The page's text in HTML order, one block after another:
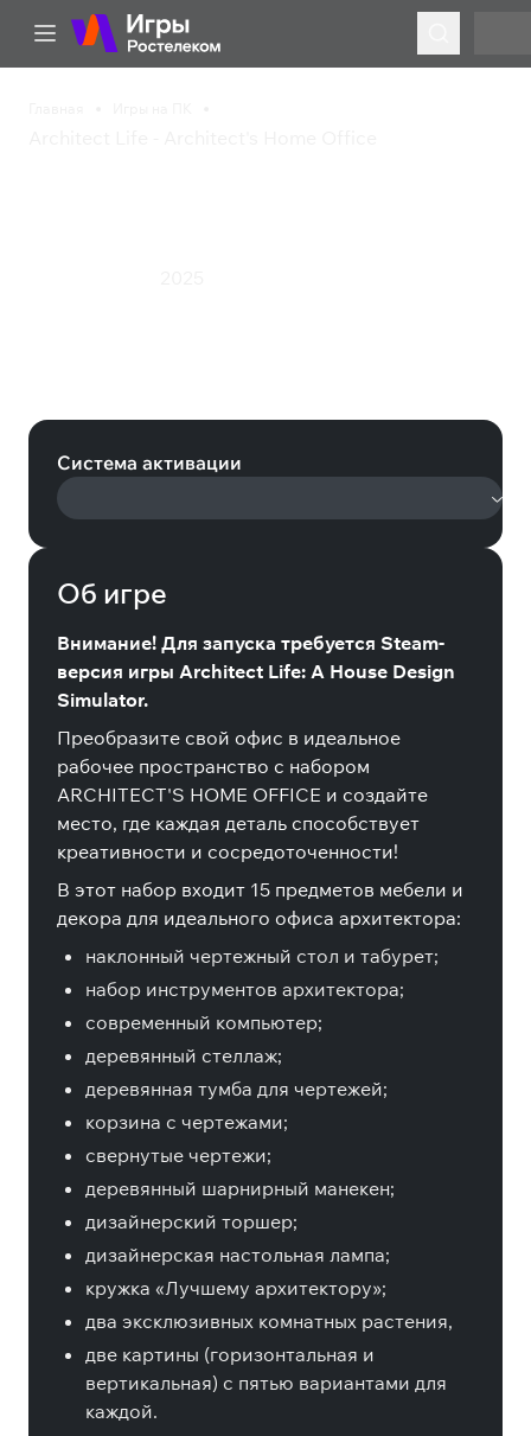
Система активации
Об игре
Внимание! Для запуска требуется Steam-
версия игры Architect Life: A House Design
Simulator.
Преобразите свой офис в идеальное
рабочее пространство с набором
ARCHITECT'S HOME OFFICE и создайте
место, где каждая деталь способствует
креативности и сосредоточенности!
В этот набор входит 15 предметов мебели и
декора для идеального офиса архитектора:
наклонный чертежный стол и табурет;
набор инструментов архитектора;
современный компьютер;
деревянный стеллаж;
деревянная тумба для чертежей;
корзина с чертежами;
свернутые чертежи;
деревянный шарнирный манекен;
дизайнерский торшер;
дизайнерская настольная лампа;
кружка «Лучшему архитектору»;
два эксклюзивных комнатных растения,
две картины (горизонтальная и
вертикальная) с пятью вариантами для
каждой.